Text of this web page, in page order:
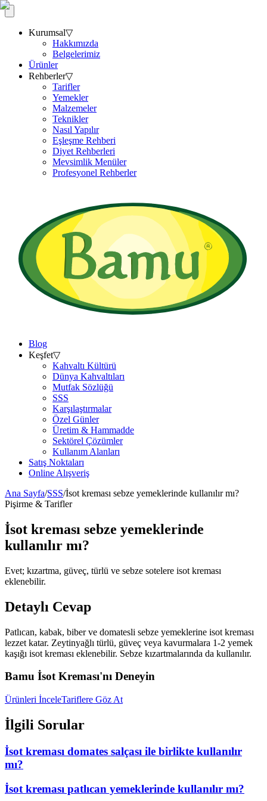
Kurumsal▽
Hakkımızda
Belgelerimiz
Ürünler
Rehberler▽
Tarifler
Yemekler
Malzemeler
Teknikler
Nasıl Yapılır
Eşleşme Rehberi
Diyet Rehberleri
Mevsimlik Menüler
Profesyonel Rehberler
Blog
Keşfet▽
Kahvaltı Kültürü
Dünya Kahvaltıları
Mutfak Sözlüğü
SSS
Karşılaştırmalar
Özel Günler
Üretim & Hammadde
Sektörel Çözümler
Kullanım Alanları
Satış Noktaları
Online Alışveriş
Ana Sayfa/SSS/İsot kreması sebze yemeklerinde kullanılır mı?
Pişirme & Tarifler
İsot kreması sebze yemeklerinde
kullanılır mı?
Evet; kızartma, güveç, türlü ve sebze sotelere isot kreması
eklenebilir.
Detaylı Cevap
Patlıcan, kabak, biber ve domatesli sebze yemeklerine isot kreması
lezzet katar. Zeytinyağlı türlü, güveç veya kavurmalara 1-2 yemek
kaşığı isot kreması eklenebilir. Sebze kızartmalarında da kullanılır.
Bamu İsot Kreması'nı Deneyin
Ürünleri İnceleTariflere Göz At
İlgili Sorular
İsot kreması domates salçası ile birlikte kullanılır
mı?
İsot kreması patlıcan yemeklerinde kullanılır mı?